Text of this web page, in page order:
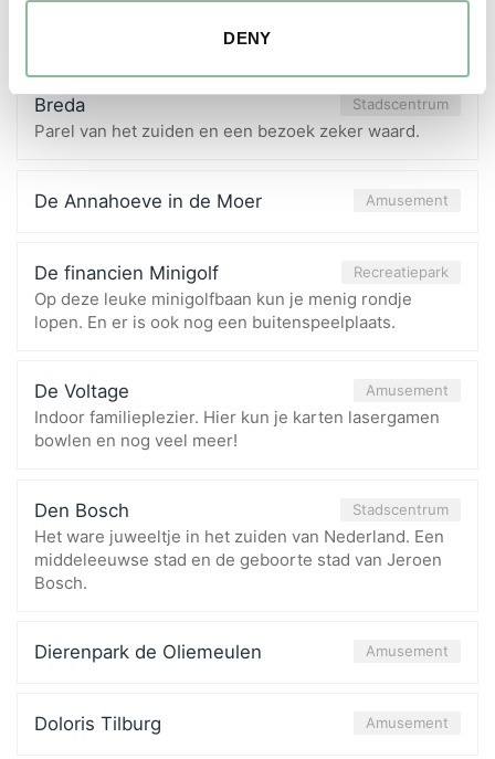
DENY
Biesbosch ontdekken is op en top avontuur
Breda Stadscentrum
Parel van het zuiden en een bezoek zeker waard.
De Annahoeve in de Moer Amusement
De financien Minigolf Recreatiepark
Op deze leuke minigolfbaan kun je menig rondje
lopen. En er is ook nog een buitenspeelplaats.
De Voltage Amusement
Indoor familieplezier. Hier kun je karten lasergamen
bowlen en nog veel meer!
Den Bosch Stadscentrum
Het ware juweeltje in het zuiden van Nederland. Een
middeleeuwse stad en de geboorte stad van Jeroen
Bosch.
Dierenpark de Oliemeulen Amusement
Doloris Tilburg Amusement